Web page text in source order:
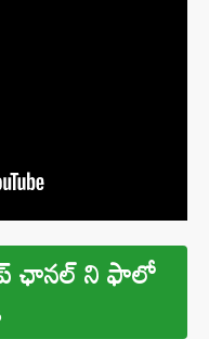
ఛానల్ ని ఫాలో